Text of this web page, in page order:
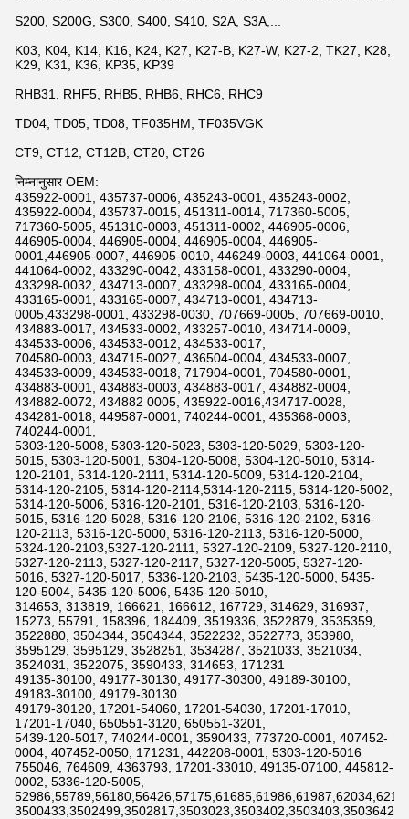
S200, S200G, S300, S400, S410, S2A, S3A,...
K03, K04, K14, K16, K24, K27, K27-B, K27-W, K27-2, TK27, K28,
K29, K31, K36, KP35, KP39
RHB31, RHF5, RHB5, RHB6, RHC6, RHC9
TD04, TD05, TD08, TF035HM, TF035VGK
CT9, CT12, CT12B, CT20, CT26
निम्नानुसार OEM:
435922-0001, 435737-0006, 435243-0001, 435243-0002,
435922-0004, 435737-0015, 451311-0014, 717360-5005,
717360-5005, 451310-0003, 451311-0002, 446905-0006,
446905-0004, 446905-0004, 446905-0004, 446905-
0001,446905-0007, 446905-0010, 446249-0003, 441064-0001,
441064-0002, 433290-0042, 433158-0001, 433290-0004,
433298-0032, 434713-0007, 433298-0004, 433165-0004,
433165-0001, 433165-0007, 434713-0001, 434713-
0005,433298-0001, 433298-0030, 707669-0005, 707669-0010,
434883-0017, 434533-0002, 433257-0010, 434714-0009,
434533-0006, 434533-0012, 434533-0017,
704580-0003, 434715-0027, 436504-0004, 434533-0007,
434533-0009, 434533-0018, 717904-0001, 704580-0001,
434883-0001, 434883-0003, 434883-0017, 434882-0004,
434882-0072, 434882 0005, 435922-0016,434717-0028,
434281-0018, 449587-0001, 740244-0001, 435368-0003,
740244-0001,
5303-120-5008, 5303-120-5023, 5303-120-5029, 5303-120-
5015, 5303-120-5001, 5304-120-5008, 5304-120-5010, 5314-
120-2101, 5314-120-2111, 5314-120-5009, 5314-120-2104,
5314-120-2105, 5314-120-2114,5314-120-2115, 5314-120-5002,
5314-120-5006, 5316-120-2101, 5316-120-2103, 5316-120-
5015, 5316-120-5028, 5316-120-2106, 5316-120-2102, 5316-
120-2113, 5316-120-5000, 5316-120-2113, 5316-120-5000,
5324-120-2103,5327-120-2111, 5327-120-2109, 5327-120-2110,
5327-120-2113, 5327-120-2117, 5327-120-5005, 5327-120-
5016, 5327-120-5017, 5336-120-2103, 5435-120-5000, 5435-
120-5004, 5435-120-5006, 5435-120-5010,
314653, 313819, 166621, 166612, 167729, 314629, 316937,
15273, 55791, 158396, 184409, 3519336, 3522879, 3535359,
3522880, 3504344, 3504344, 3522232, 3522773, 353980,
3595129, 3595129, 3528251, 3534287, 3521033, 3521034,
3524031, 3522075, 3590433, 314653, 171231
49135-30100, 49177-30130, 49177-30300, 49189-30100,
49183-30100, 49179-30130
49179-30120, 17201-54060, 17201-54030, 17201-17010,
17201-17040, 650551-3120, 650551-3201,
5439-120-5017, 740244-0001, 3590433, 773720-0001, 407452-
0004, 407452-0050, 171231, 442208-0001, 5303-120-5016
755046, 764609, 4363793, 17201-33010, 49135-07100, 445812-
0002, 5336-120-5005,